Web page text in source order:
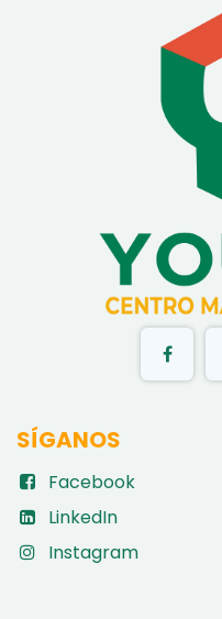
SÍGANOS
Facebook
LinkedIn
Instagram